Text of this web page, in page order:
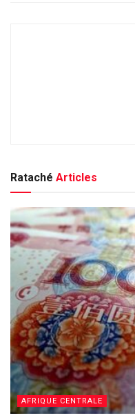
Rataché Articles
AFRIQUE CENTRALE